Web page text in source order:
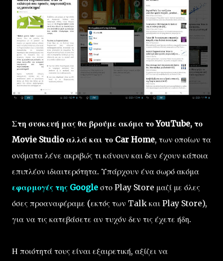
Στη συσκευή μας θα βρούμε ακόμα το YouTube, το
Movie Studio αλλά και το Car Home, των οποίων τα
ονόματα λένε ακριβώς τι κάνουν και δεν έχουν κάποια
επιπλέον ιδιαιτερότητα. Υπάρχουν ένα σωρό ακόμα
εφαρμογές της Google στο Play Store μαζί με όλες
όσες προαναφέραμε (εκτός των Talk και Play Store),
για να τις κατεβάσετε αν τυχόν δεν τις έχετε ήδη.
Η ποιότητά τους είναι εξαιρετική, αξίζει να